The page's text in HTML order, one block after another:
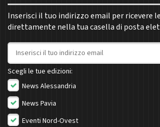
Inserisci il tuo indirizzo email per ricevere le
direttamente nella tua casella di posta
Indirizzo email
Scegli le tue edizioni:
News Alessandria
News Pavia
Eventi Nord-Ovest